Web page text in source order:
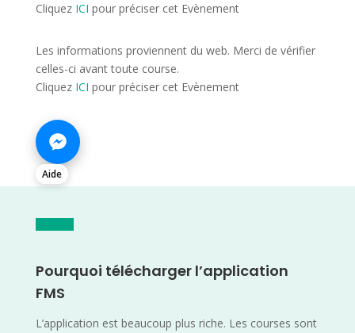
Cliquez ICI pour préciser cet Evènement
Les informations proviennent du web. Merci de vérifier
celles-ci avant toute course.
Cliquez ICI pour préciser cet Evènement
Aide
Pourquoi télécharger l’application
FMS
L’application est beaucoup plus riche. Les courses sont